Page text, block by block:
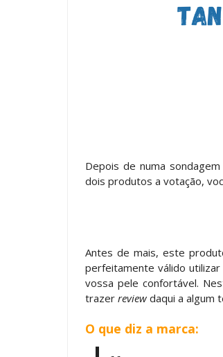
Depois de numa
dois produtos a votação,
Antes de mais, este
perfeitamente válido
vossa pele confortável.
trazer review daqui a algum
O que diz a marca: